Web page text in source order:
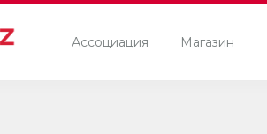
Ассоциация Магазин